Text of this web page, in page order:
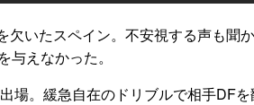
いたスペイン。不安視する声も
えなかった。
。緩急自在のドリブルで相手DF